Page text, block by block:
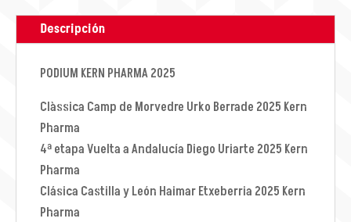
Descripción
PODIUM KERN PHARMA 2025
Clàssica Camp de Morvedre Urko Berrade 2025 Kern
Pharma
4ª etapa Vuelta a Andalucía Diego Uriarte 2025 Kern
Pharma
Clásica Castilla y León Haimar Etxeberria 2025 Kern
Pharma